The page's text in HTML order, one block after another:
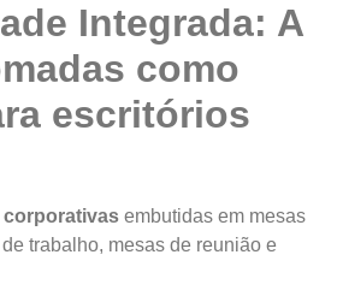
Integrada: A
como
escritórios
corporativas embutidas em mesas
trabalho, mesas de reunião e